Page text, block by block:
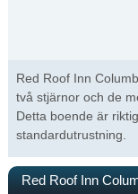
Red Roof Inn
två stjärnor och de
Detta boende är
standardutrustning.
Red Roof Inn